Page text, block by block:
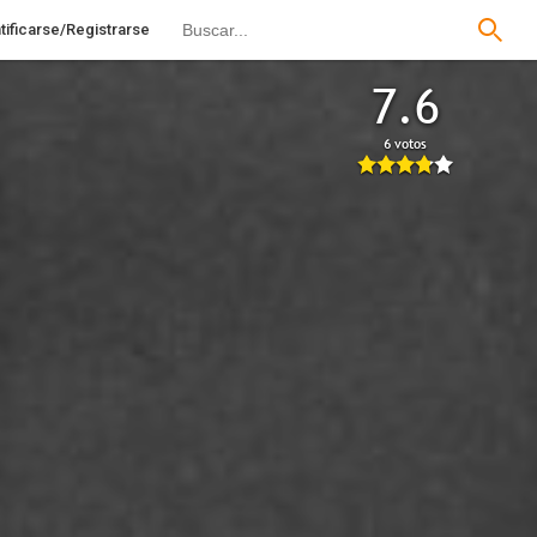
Registrarse
7.6
6 votos